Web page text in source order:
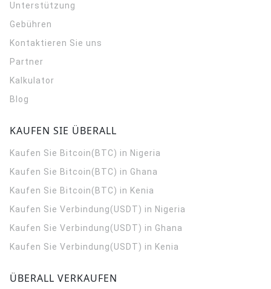
Unterstützung
Gebühren
Kontaktieren Sie uns
Partner
Kalkulator
Blog
KAUFEN SIE ÜBERALL
Kaufen Sie Bitcoin(BTC) in Nigeria
Kaufen Sie Bitcoin(BTC) in Ghana
Kaufen Sie Bitcoin(BTC) in Kenia
Kaufen Sie Verbindung(USDT) in Nigeria
Kaufen Sie Verbindung(USDT) in Ghana
Kaufen Sie Verbindung(USDT) in Kenia
ÜBERALL VERKAUFEN